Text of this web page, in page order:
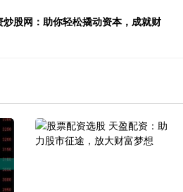
股网：助你轻松撬动资本，成就财